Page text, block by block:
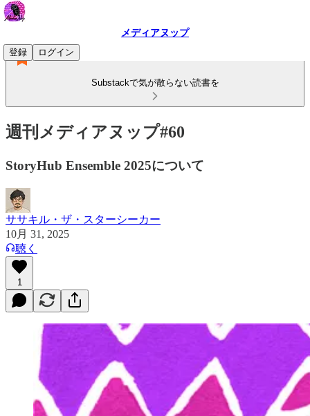
メディアヌップ
登録
ログイン
Substackで気が散らない読書を
週刊メディアヌップ#60
StoryHub Ensemble 2025について
ササキル・ザ・スターシーカー
10月 31, 2025
聴く
1